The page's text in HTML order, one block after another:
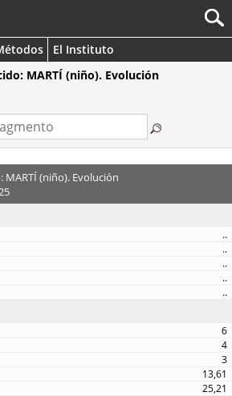
El Instituto
MARTÍ (niño). Evolución
(niño). Evolución
..
..
..
..
..
6
4
3
13,61
25,21